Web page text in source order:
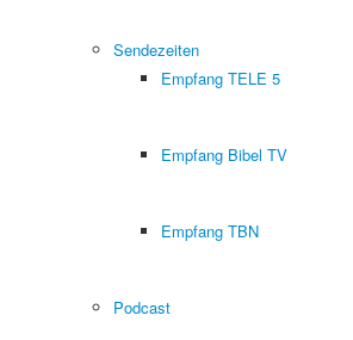
Sendezeiten
Empfang TELE 5
Empfang Bibel TV
Empfang TBN
Podcast